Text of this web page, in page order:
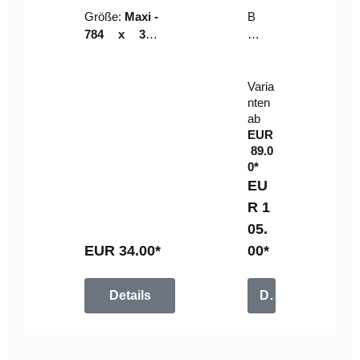
Riser
Größe: Maxi -
784 x 314
EUR 34.00*
Details
ser-
LE
D-
el
B
un
mi
t
Fe
rn
be
di
en
u
n
g
Varia
nten
ab
EUR
89.0
0*
EU
R 1
05.
00*
Details